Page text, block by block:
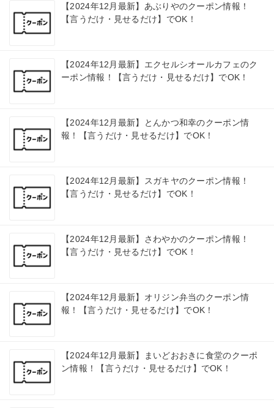
【2024年12月最新】あぶりやのクーポン情報！
【言うだけ・見せるだけ】でOK！
【2024年12月最新】エクセルシオールカフェのク
ーポン情報！【言うだけ・見せるだけ】でOK！
【2024年12月最新】とんかつ和幸のクーポン情
報！【言うだけ・見せるだけ】でOK！
【2024年12月最新】スガキヤのクーポン情報！
【言うだけ・見せるだけ】でOK！
【2024年12月最新】さわやかのクーポン情報！
【言うだけ・見せるだけ】でOK！
【2024年12月最新】オリジン弁当のクーポン情
報！【言うだけ・見せるだけ】でOK！
【2024年12月最新】まいどおおきに食堂のクーポ
ン情報！【言うだけ・見せるだけ】でOK！